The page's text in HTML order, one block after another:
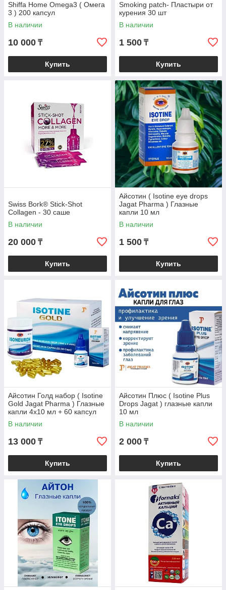
Shiffa Home Omega3 ( Омега
3 ) 200 капсул
В наличии
10 000 ₸
Купить
Smoking patch- Пластыри от
курения 30 шт
В наличии
1 500 ₸
Купить
Swiss Bork® Stick-Shot
Collagen - 30 cаше
В наличии
20 000 ₸
Купить
Айсотин ( Isotine eye drops
Jagat Pharma ) Глазные
капли 10 мл
В наличии
1 500 ₸
Купить
Айсотин Голд набор ( Isotine
Gold Jagat Pharma ) Глазные
капли 4х10 мл + 60 капсул
В наличии
13 000 ₸
Купить
Айсотин Плюс ( Isotine Plus
Drops Jagat ) глазные капли
10 мл
В наличии
2 000 ₸
Купить